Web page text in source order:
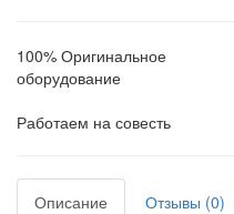
100% Оригинальное
оборудование
Работаем на совесть
Описание Отзывы (0)